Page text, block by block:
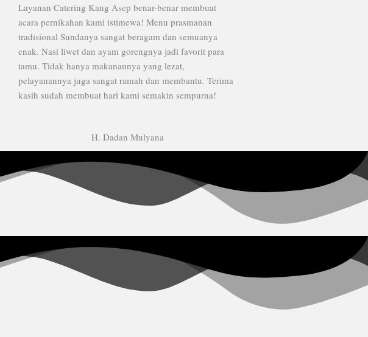
Layanan Catering Kang Asep benar-benar membuat
acara pernikahan kami istimewa! Menu prasmanan
tradisional Sundanya sangat beragam dan semuanya
enak. Nasi liwet dan ayam gorengnya jadi favorit para
tamu. Tidak hanya makanannya yang lezat,
pelayanannya juga sangat ramah dan membantu. Terima
kasih sudah membuat hari kami semakin sempurna!
H. Dadan Mulyana